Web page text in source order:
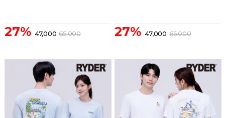
27% 47,000 65,000 27% 47,000 65,000